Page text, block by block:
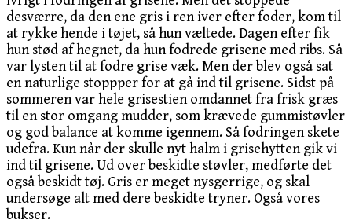
desværre, da den ene gris i ren iver efter foder, kom til
at rykke hende i tøjet, så hun væltede. Dagen efter fik
hun stød af hegnet, da hun fodrede grisene med ribs. Så
var lysten til at fodre grise væk. Men der blev også sat
en naturlige stoppper for at gå ind til grisene. Sidst på
sommeren var hele grisestien omdannet fra frisk græs
til en stor omgang mudder, som krævede gummistøvler
og god balance at komme igennem. Så fodringen skete
udefra. Kun når der skulle nyt halm i grisehytten gik vi
ind til grisene. Ud over beskidte støvler, medførte det
også beskidt tøj. Gris er meget nysgerrige, og skal
undersøge alt med dere beskidte tryner. Også vores
bukser.